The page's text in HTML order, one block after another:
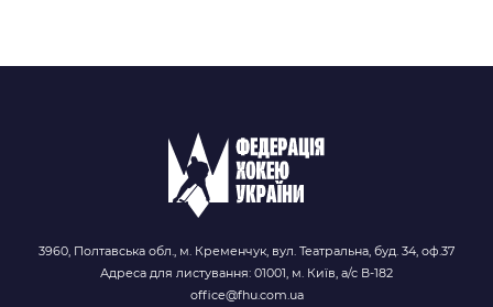
3960, Полтавська обл., м. Кременчук, вул. Театральна, буд. 34, оф.37
Адреса для листування: 01001, м. Київ, а/с В-182
office@fhu.com.ua